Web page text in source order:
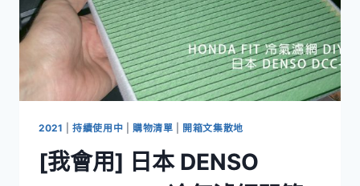
層
快
磨
光
了，
加
救
下。
2021 |持續使用中 購物清單 開箱文集散地
[我會用] 日本 DENSO